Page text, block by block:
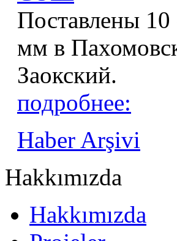
Поставлены
мм в
Заокский.
подробнее:
Haber Arşivi
Hakkımızda
Hakkımızda